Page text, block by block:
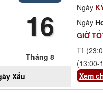
16
Tháng 8
Xấu
Ngày
Ngày
GIỜ
Tí
(13:00-
Xem